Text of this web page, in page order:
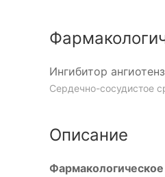
Ингибитор
Сердечно-сосудистое
Описание